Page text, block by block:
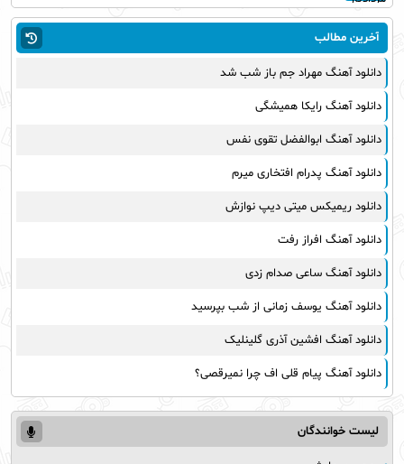
آخرین مطالب
دانلود آهنگ مهراد جم باز شب شد
دانلود آهنگ رایکا همیشگی
دانلود آهنگ ابوالفضل تقوی نفس
دانلود آهنگ پدرام افتخاری میرم
دانلود ریمیکس میتی دیپ نوازش
دانلود آهنگ افراز رفت
دانلود آهنگ ساعی صدام زدی
دانلود آهنگ یوسف زمانی از شب بپرسید
دانلود آهنگ افشین آذری گلینلیک
دانلود آهنگ پیام قلی اف چرا نمیرقصی؟
لیست خوانندگان